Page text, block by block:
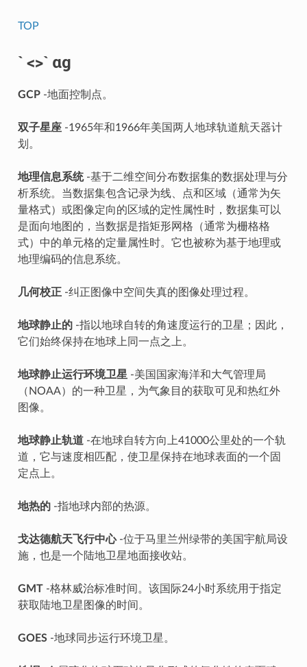
TOP
` <>` αg
GCP-地面控制点。
双子星座-1965年和1966年美国两人地球轨道航天器计
划。
地理信息系统-基于二维空间分布数据集的数据处理与分
析系统。当数据集包含记录为线、点和区域（通常为矢
量格式）或图像定向的区域的定性属性时，数据集可以
是面向地图的，当数据是指矩形网格（通常为栅格格
式）中的单元格的定量属性时。它也被称为基于地理或
地理编码的信息系统。
几何校正-纠正图像中空间失真的图像处理过程。
地球静止的-指以地球自转的角速度运行的卫星；因此，
它们始终保持在地球上同一点之上。
地球静止运行环境卫星-美国国家海洋和大气管理局
（NOAA）的一种卫星，为气象目的获取可见和热红外
图像。
地球静止轨道-在地球自转方向上41000公里处的一个轨
道，它与速度相匹配，使卫星保持在地球表面的一个固
定点上。
地热的-指地球内部的热源。
戈达德航天飞行中心-位于马里兰州绿带的美国宇航局设
施，也是一个陆地卫星地面接收站。
GMT-格林威治标准时间。该国际24小时系统用于指定
获取陆地卫星图像的时间。
GOES-地球同步运行环境卫星。